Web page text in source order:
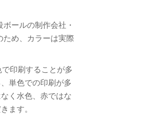
ールの制作会社・
ため、カラーは実際
印刷することが多
単色での印刷が多
く水色、赤ではな
ます。